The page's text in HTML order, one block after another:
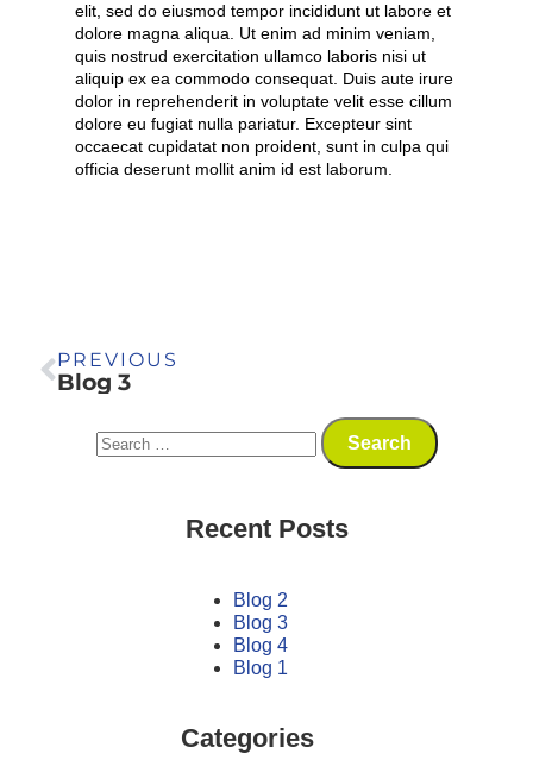
elit, sed do eiusmod tempor incididunt ut labore et
dolore magna aliqua. Ut enim ad minim veniam,
quis nostrud exercitation ullamco laboris nisi ut
aliquip ex ea commodo consequat. Duis aute irure
dolor in reprehenderit in voluptate velit esse cillum
dolore eu fugiat nulla pariatur. Excepteur sint
occaecat cupidatat non proident, sunt in culpa qui
officia deserunt mollit anim id est laborum.
PREVIOUS
Blog 3
Recent Posts
Blog 2
Blog 3
Blog 4
Blog 1
Categories